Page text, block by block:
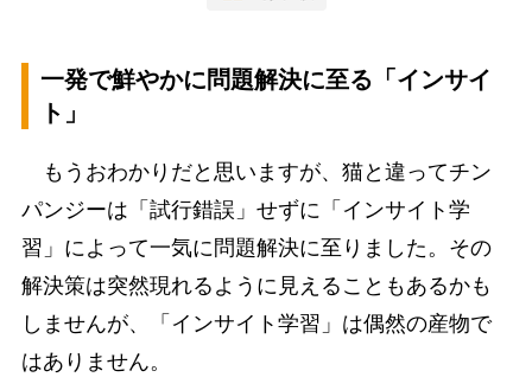
一発で鮮やかに問題解決に至る「インサイ
ト」
もうおわかりだと思いますが、猫と違ってチン
パンジーは「試行錯誤」せずに「インサイト学
習」によって一気に問題解決に至りました。その
解決策は突然現れるように見えることもあるかも
しませんが、「インサイト学習」は偶然の産物で
はありません。